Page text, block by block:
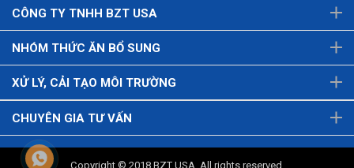
CÔNG TY TNHH BZT USA
NHÓM THỨC ĂN BỔ SUNG
XỬ LÝ, CẢI TẠO MÔI TRƯỜNG
CHUYÊN GIA TƯ VẤN
Copyright © 2018 BZT USA . All rights reserved.